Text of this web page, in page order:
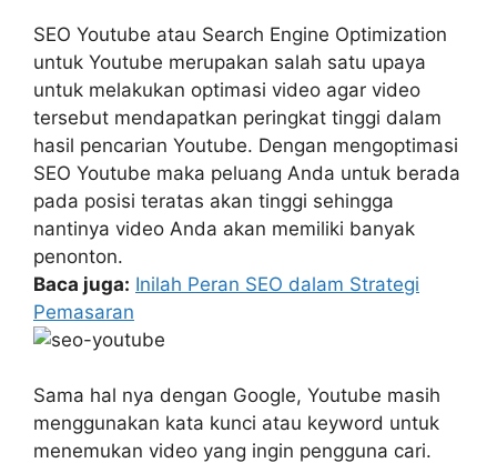
SEO Youtube atau Search Engine Optimization
untuk Youtube merupakan salah satu upaya
untuk melakukan optimasi video agar video
tersebut mendapatkan peringkat tinggi dalam
hasil pencarian Youtube. Dengan mengoptimasi
SEO Youtube maka peluang Anda untuk berada
pada posisi teratas akan tinggi sehingga
nantinya video Anda akan memiliki banyak
penonton.
Baca juga: Inilah Peran SEO dalam Strategi
Pemasaran
Sama hal nya dengan Google, Youtube masih
menggunakan kata kunci atau keyword untuk
menemukan video yang ingin pengguna cari.